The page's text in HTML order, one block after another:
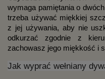
wymaga pamiętania o
trzeba używać miękkiej
z jej używania, aby nie
odkurzać zgodnie z
zachowasz jego miękkość i
Jak wyprać wełniany